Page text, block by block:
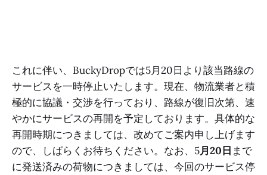
これに伴い、BuckyDropでは5月20日より該当路線の
サービスを一時停止いたします。現在、物流業者と積
極的に協議・交渉を行っており、路線が復旧次第、速
やかにサービスの再開を予定しております。具体的な
再開時期につきましては、改めてご案内申し上げます
ので、しばらくお待ちください。なお、5月20日 まで
に発送済みの荷物につきましては、今回のサービス停